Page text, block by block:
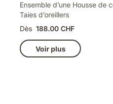
Ensemble d’une Housse de
Taies d’oreillers
Dès 188.00 CHF
Voir plus